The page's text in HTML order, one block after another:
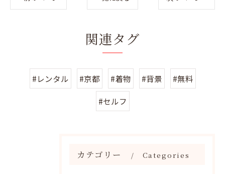
関連タグ
#レンタル #京都 #着物 #背景 #無料
#セルフ
カテゴリー Categories